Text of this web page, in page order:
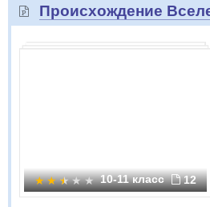
Происхождение
10-11 класс 12